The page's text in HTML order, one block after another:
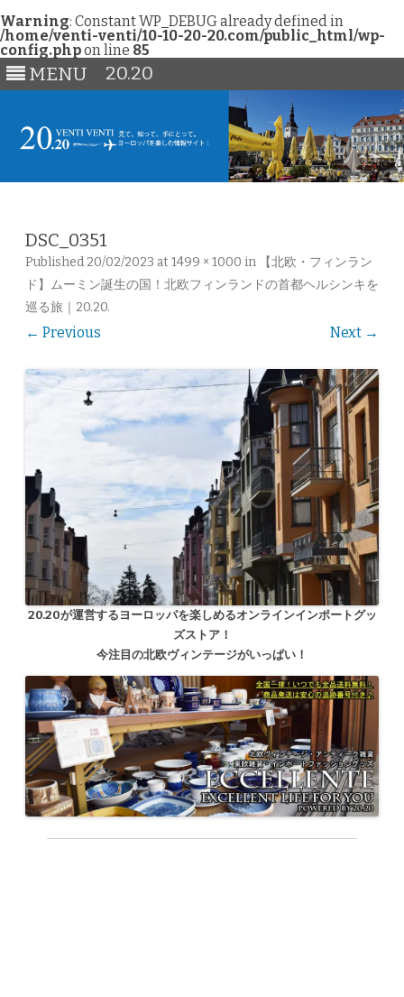
Warning: Constant WP_DEBUG already defined in
/home/venti-venti/10-10-20-20.com/public_html/wp-
config.phpon line 85
MENU 20.20
DSC_0351
Published 20/02/2023 at 1499 × 1000 in
【北欧・フィンラン
ド】ムーミン誕生の国！北欧フィンランドの首都ヘルシンキを
巡る旅｜20.20.
← Previous Next →
20.20が運営するヨーロッパを楽しめるオンラインインポートグッ
ズストア！
今注目の北欧ヴィンテージがいっぱい！